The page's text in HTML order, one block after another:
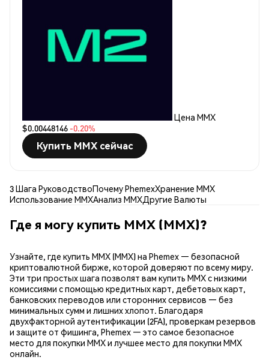
Цена MMX
$0.00448146 -0.20%
Купить MMX сейчас
3 Шага РуководствоПочему PhemexХранение MMX
Использование MMXАнализ MMXДругие Валюты
Где я могу купить MMX (MMX)?
Узнайте, где купить MMX (MMX) на Phemex — безопасной
криптовалютной бирже, которой доверяют по всему миру.
Эти три простых шага позволят вам купить MMX с низкими
комиссиями с помощью кредитных карт, дебетовых карт,
банковских переводов или сторонних сервисов — без
минимальных сумм и лишних хлопот. Благодаря
двухфакторной аутентификации (2FA), проверкам резервов
и защите от фишинга, Phemex — это самое безопасное
место для покупки MMX и лучшее место для покупки MMX
онлайн.